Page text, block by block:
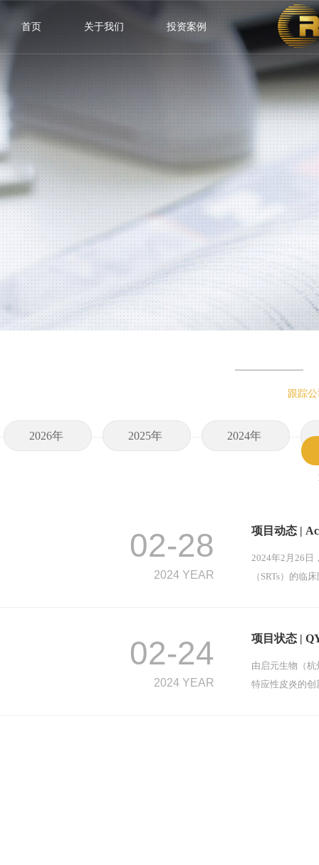
首页 关于我们 投资案例
跟踪
2026年 2025年 2024年
02-28
2024 YEAR
项目动态 |
2024年2月26日
（SRTs）的临
02-24
2024 YEAR
项目状态 |
由启元生物（
特应性皮炎的